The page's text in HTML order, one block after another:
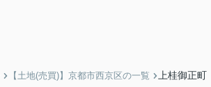
【土地(売買)】京都市西京区の一覧 上桂御正町